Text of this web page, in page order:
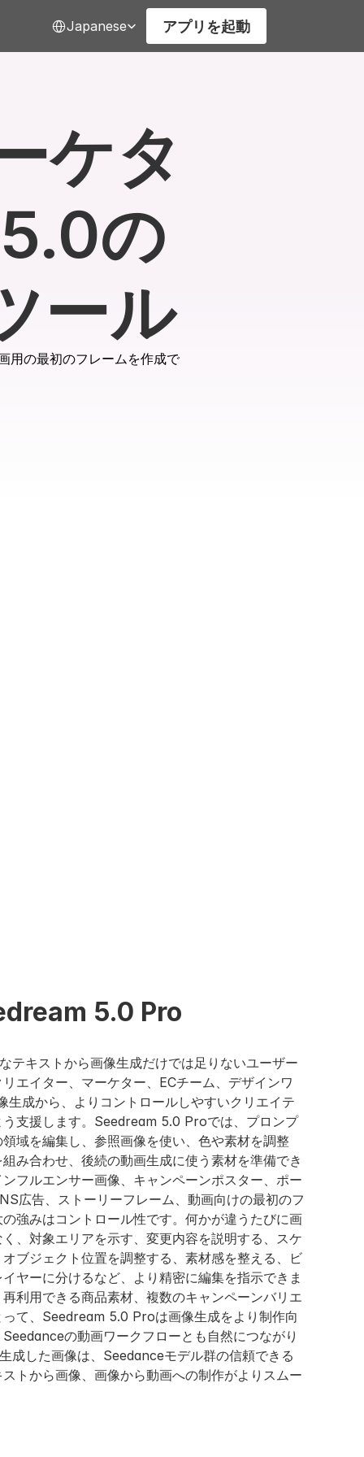
Japanese アプリを起動
ケタ
の
ール
用の最初のフレームを作成で
5.0 Pro
テキストから画像生成だけでは足りないユーザー
エイター、マーケター、ECチーム、デザインワ
生成から、よりコントロールしやすいクリエイテ
支援します。Seedream 5.0 Proでは、プロンプ
域を編集し、参照画像を使い、色や素材を調整
み合わせ、後続の動画生成に使う素材を準備でき
フルエンサー画像、キャンペーンポスター、ポー
広告、ストーリーフレーム、動画向けの最初のフ
強みはコントロール性です。何かが違うたびに画
、対象エリアを示す、変更内容を説明する、スケ
ブジェクト位置を調整する、素材感を整える、ビ
ヤーに分けるなど、より精密に編集を指示できま
利用できる商品素材、複数のキャンペーンバリエ
て、Seedream 5.0 Proは画像生成をより制作向
の動画ワークフローとも自然につながり
成した画像は、Seedanceモデル群の信頼できる
トから画像、画像から動画への制作がよりスムー